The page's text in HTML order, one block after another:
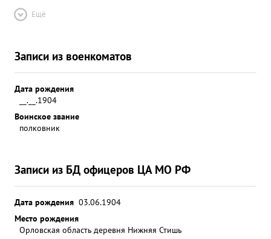
Ещё
Записи из военкоматов
Дата рождения
__.__.1904
Воинское звание
полковник
Записи из БД офицеров ЦА МО РФ
Дата рождения 03.06.1904
Место рождения
Орловская область деревня Нижняя Стишь